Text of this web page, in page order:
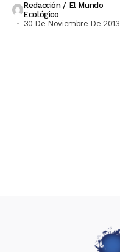
Redacción / El Mundo
Ecológico
30 De Noviembre De 2013